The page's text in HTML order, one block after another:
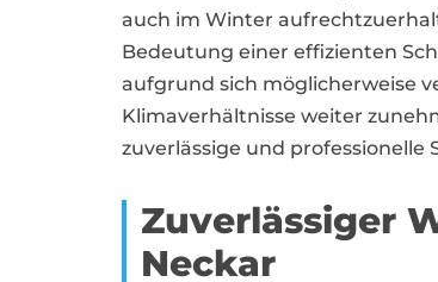
auch im Winter
Bedeutung einer effizienten
aufgrund sich möglicherweise
Klimaverhältnisse weiter
zuverlässige und professionelle
Zuverlässiger
Neckar